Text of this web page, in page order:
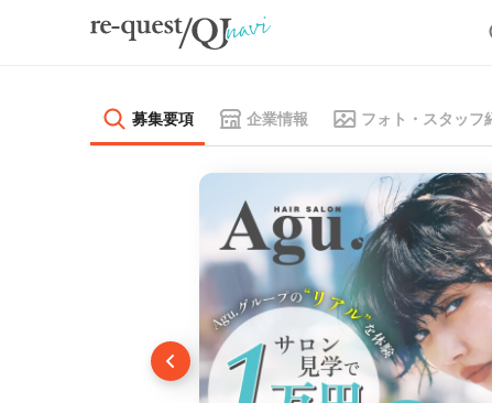
募集要項 企業情報 フォト・スタッフ